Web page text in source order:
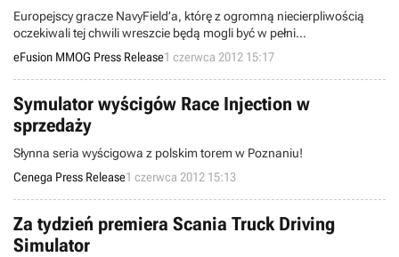
Europejscy gracze NavyField’a, którę z ogromną niecierpliwością
oczekiwali tej chwili wreszcie będą mogli być w pełni
usatysfakcjonowani mając możliwość dowodzenia nową potężną
flotą wojenną.
eFusion MMOG Press Release1 czerwca 2012 15:17
Symulator wyścigów Race Injection w
sprzedaży
Słynna seria wyścigowa z polskim torem w Poznaniu!
Cenega Press Release1 czerwca 2012 15:13
Za tydzień premiera Scania Truck Driving
Simulator